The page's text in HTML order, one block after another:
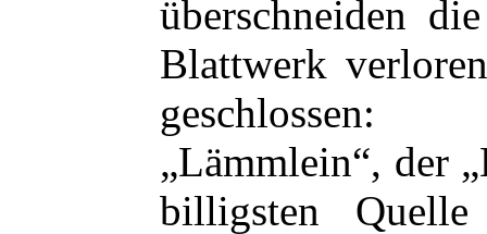
überschneiden
Blattwerk
„Lämmlein“, der
billigsten